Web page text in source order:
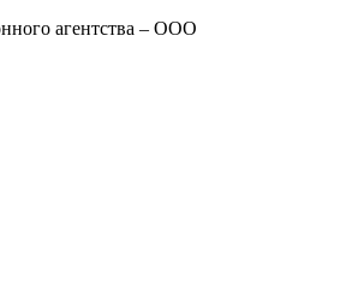
агентства – ООО